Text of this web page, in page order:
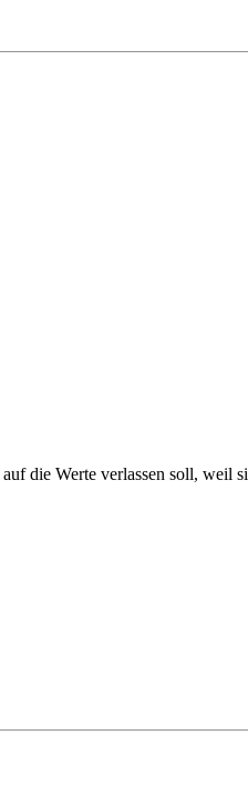
die Werte verlassen soll, weil